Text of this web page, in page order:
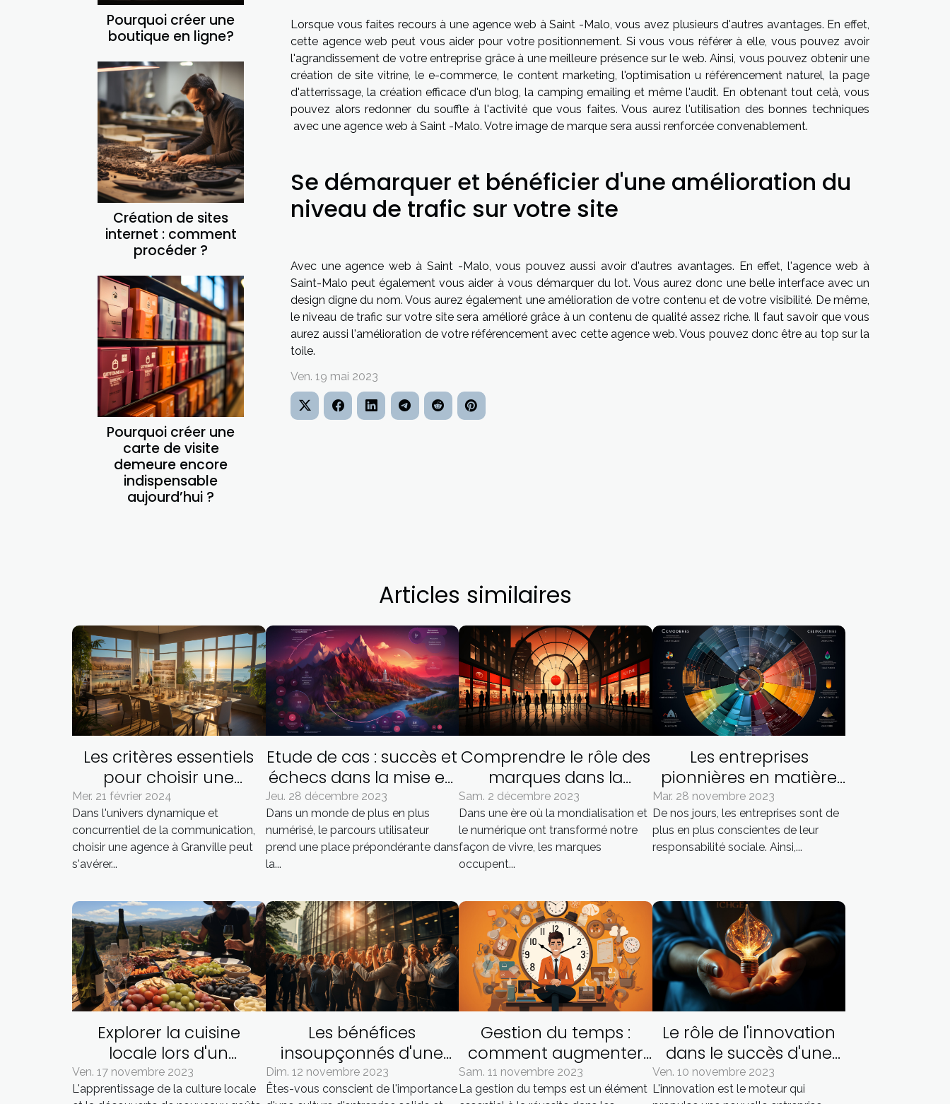
Pourquoi créer une
boutique en ligne?
Création de sites
internet : comment
procéder ?
Pourquoi créer une
carte de visite
demeure encore
indispensable
aujourd’hui ?
Lorsque vous faites recours à une agence web à Saint -Malo, vous avez plusieurs d'autres avantages. En effet,
cette agence web peut vous aider pour votre positionnement. Si vous vous référer à elle, vous pouvez avoir
l'agrandissement de votre entreprise grâce à une meilleure présence sur le web. Ainsi, vous pouvez obtenir une
création de site vitrine, le e-commerce, le content marketing, l'optimisation u référencement naturel, la page
d'atterrissage, la création efficace d'un blog, la camping emailing et même l'audit. En obtenant tout celà, vous
pouvez alors redonner du souffle à l'activité que vous faites. Vous aurez l'utilisation des bonnes techniques
avec une agence web à Saint -Malo. Votre image de marque sera aussi renforcée convenablement.
Se démarquer et bénéficier d'une amélioration du
niveau de trafic sur votre site
Avec une agence web à Saint -Malo, vous pouvez aussi avoir d'autres avantages. En effet, l'agence web à
Saint-Malo peut également vous aider à vous démarquer du lot. Vous aurez donc une belle interface avec un
design digne du nom. Vous aurez également une amélioration de votre contenu et de votre visibilité. De même,
le niveau de trafic sur votre site sera amélioré grâce à un contenu de qualité assez riche. Il faut savoir que vous
aurez aussi l'amélioration de votre référencement avec cette agence web. Vous pouvez donc être au top sur la
toile.
Ven. 19 mai 2023
Articles similaires
Les critères essentiels
pour choisir une
agence de
communication à
Granville
Mer. 21 février 2024
Dans l'univers dynamique et
concurrentiel de la communication,
choisir une agence à Granville peut
s'avérer...
Etude de cas : succès et
échecs dans la mise en
œuvre du parcours
utilisateur
Jeu. 28 décembre 2023
Dans un monde de plus en plus
numérisé, le parcours utilisateur
prend une place prépondérante dans
la...
Comprendre le rôle des
marques dans la
société contemporaine
Sam. 2 décembre 2023
Dans une ère où la mondialisation et
le numérique ont transformé notre
façon de vivre, les marques
occupent...
Les entreprises
pionnières en matière
de responsabilité
sociale
Mar. 28 novembre 2023
De nos jours, les entreprises sont de
plus en plus conscientes de leur
responsabilité sociale. Ainsi,...
Explorer la cuisine
locale lors d'un
séminaire en Corse
Ven. 17 novembre 2023
L'apprentissage de la culture locale
Les bénéfices
insoupçonnés d'une
excellente culture
d'entreprise
Dim. 12 novembre 2023
Êtes-vous conscient de l'importance
Gestion du temps :
comment augmenter
son efficacité dans les
affaires
Sam. 11 novembre 2023
La gestion du temps est un élément
Le rôle de l'innovation
dans le succès d'une
nouvelle entreprise
Ven. 10 novembre 2023
L'innovation est le moteur qui